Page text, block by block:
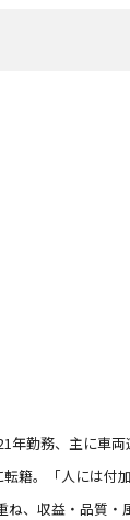
勤務、主に車
籍。「人には
、収益・品質